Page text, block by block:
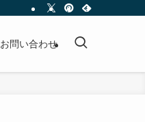
お問い合わせ